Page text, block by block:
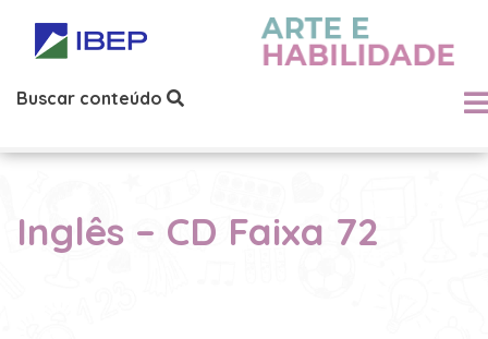
Buscar conteúdo
Inglês – CD Faixa 72